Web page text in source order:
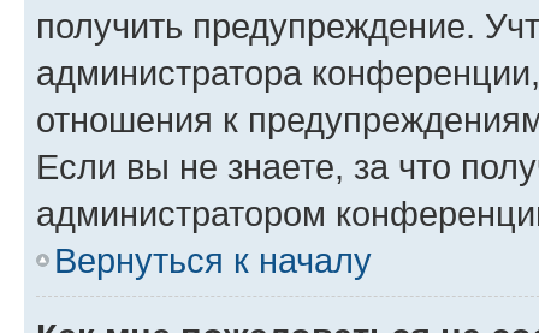
получить предупреждение.
администратора
отношения к
Если вы не знаете, за что
администратором
Вернуться к началу